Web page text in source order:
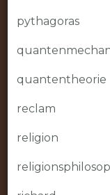
pythagoras
quantentheorie
reclam
religion